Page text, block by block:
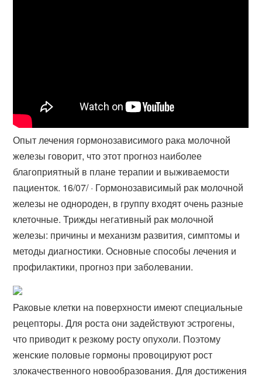
Опыт лечения гормонозависимого рака молочной
железы говорит, что этот прогноз наиболее
благоприятный в плане терапии и выживаемости
пациенток. 16/07/ · Гормонозависимый рак молочной
железы не однороден, в группу входят очень разные
клеточные. Трижды негативный рак молочной
железы: причины и механизм развития, симптомы и
методы диагностики. Основные способы лечения и
профилактики, прогноз при заболевании.
Раковые клетки на поверхности имеют специальные
рецепторы. Для роста они задействуют эстрогены,
что приводит к резкому росту опухоли. Поэтому
женские половые гормоны провоцируют рост
злокачественного новообразования. Для достижения